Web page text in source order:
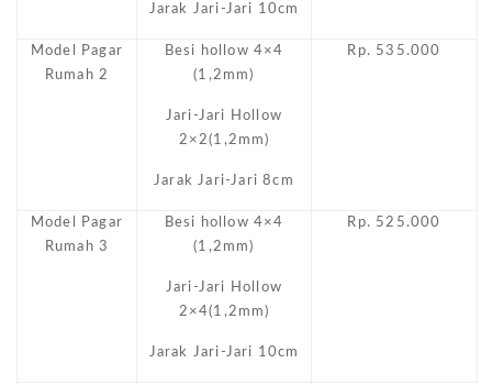
Jarak Jari-Jari 10cm
Model Pagar
Rumah 2
Besi hollow 4×4
(1,2mm)
Jari-Jari Hollow
2×2(1,2mm)
Jarak Jari-Jari 8cm
Rp. 535.000
Model Pagar
Rumah 3
Besi hollow 4×4
(1,2mm)
Jari-Jari Hollow
2×4(1,2mm)
Jarak Jari-Jari 10cm
Rp. 525.000